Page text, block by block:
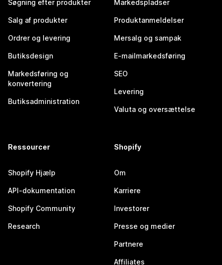
Søgning efter produkter
Salg af produkter
Ordrer og levering
Butiksdesign
Markedsføring og
konvertering
Butiksadministration
Markedspladser
Produktanmeldelser
Mersalg og sampak
E-mailmarkedsføring
SEO
Levering
Valuta og oversættelse
Ressourcer
Shopify Hjælp
API-dokumentation
Shopify Community
Research
Shopify
Om
Karriere
Investorer
Presse og medier
Partnere
Affiliates